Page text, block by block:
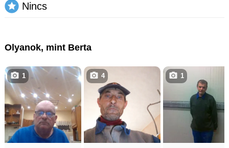
Nincs
Olyanok, mint Berta
1 4 1